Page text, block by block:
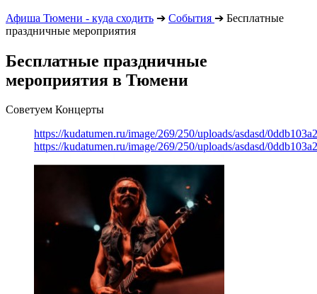
Афиша Тюмени - куда сходить ➔ События ➔ Бесплатные
праздничные мероприятия
Бесплатные праздничные
мероприятия в Тюмени
Советуем Концерты
https://kudatumen.ru/image/269/250/uploads/asdasd/
https://kudatumen.ru/image/269/250/uploads/asdasd/